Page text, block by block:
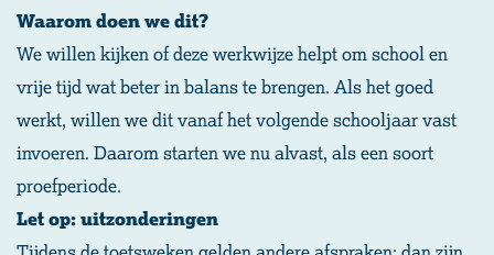
Waarom doen we dit?
We willen kijken of deze werkwijze helpt om school en
vrije tijd wat beter in balans te brengen. Als het goed
werkt, willen we dit vanaf het volgende schooljaar vast
invoeren. Daarom starten we nu alvast, als een soort
proefperiode.
Let op: uitzonderingen